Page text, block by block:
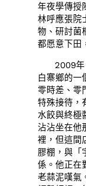
年夜學傳授
林呼應張院
物、研討菌
都愿意下田
2009
白寨鄉的一
零時差、零
特殊接待，
水餃與終極
沾沾坐在他
裡，但這間
膠棚，與「
係。他正在
老蒜泥嘆氣